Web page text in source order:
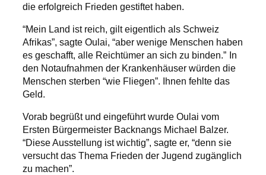
die erfolgreich Frieden gestiftet haben.
“Mein Land ist reich, gilt eigentlich als Schweiz
Afrikas”, sagte Oulai, “aber wenige Menschen haben
es geschafft, alle Reichtümer an sich zu binden.” In
den Notaufnahmen der Krankenhäuser würden die
Menschen sterben “wie Fliegen”. Ihnen fehlte das
Geld.
Vorab begrüßt und eingeführt wurde Oulai vom
Ersten Bürgermeister Backnangs Michael Balzer.
“Diese Ausstellung ist wichtig”, sagte er, “denn sie
versucht das Thema Frieden der Jugend zugänglich
zu machen”.